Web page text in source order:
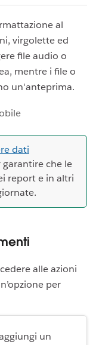
al
virgolette ed
file audio o
mentre i file o
un'anteprima.
dati
garantire che le
report e in altri
alle azioni
per
un